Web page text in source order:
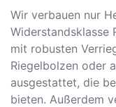
Wir verbauen nur
Widerstandsklasse
mit robusten
Riegelbolzen oder
ausgestattet, die
bieten. Außerdem